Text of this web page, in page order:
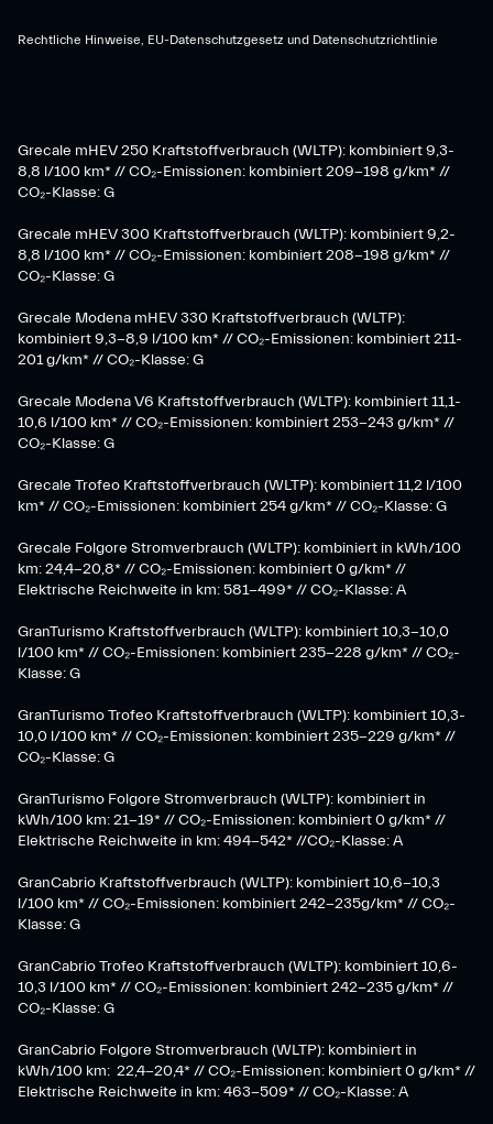
Rechtliche Hinweise, EU-Datenschutzgesetz und Datenschutzrichtlinie
Grecale mHEV 250 Kraftstoffverbrauch (WLTP): kombiniert 9,3-
8,8 l/100 km* // CO₂-Emissionen: kombiniert 209-198 g/km* ​//
CO₂-Klasse: G
Grecale mHEV 300 Kraftstoffverbrauch (WLTP): kombiniert 9,2-
8,8 l/100 km* // CO₂-Emissionen: kombiniert 208-198 g/km* //
CO₂-Klasse: G
Grecale Modena mHEV 330 Kraftstoffverbrauch (WLTP):
kombiniert 9,3-8,9 l/100 km* // CO₂-Emissionen: kombiniert 211-
201 g/km* // CO₂-Klasse: G
Grecale Modena V6 Kraftstoffverbrauch (WLTP): kombiniert 11,1-
10,6 l/100 km* // CO₂-Emissionen: kombiniert 253-243 g/km* //
CO₂-Klasse: G
Grecale Trofeo Kraftstoffverbrauch (WLTP): kombiniert 11,2 l/100
km* // CO₂-Emissionen: kombiniert 254 g/km* // CO₂-Klasse: G
Grecale Folgore Stromverbrauch (WLTP): kombiniert in kWh/100
km: 24,4-20,8* // CO₂-Emissionen: kombiniert 0 g/km* //
Elektrische Reichweite in km: 581-499* // CO₂-Klasse: A
GranTurismo Kraftstoffverbrauch (WLTP): kombiniert 10,3-10,0
l/100 km* // CO₂-Emissionen: kombiniert 235-228 g/km* // CO₂-
Klasse: G
GranTurismo Trofeo Kraftstoffverbrauch (WLTP): kombiniert 10,3-
10,0 l/100 km* // CO₂-Emissionen: kombiniert 235-229 g/km* //
CO₂-Klasse: G
GranTurismo Folgore Stromverbrauch (WLTP): kombiniert in
kWh/100 km: 21-19* // CO₂-Emissionen: kombiniert 0 g/km* //
Elektrische Reichweite in km: 494-542* //CO₂-Klasse: A
GranCabrio Kraftstoffverbrauch (WLTP): kombiniert 10,6-10,3
l/100 km* // CO₂-Emissionen: kombiniert 242-235g/km* // CO₂-
Klasse: G
GranCabrio Trofeo Kraftstoffverbrauch (WLTP): kombiniert 10,6-
10,3 l/100 km* // CO₂-Emissionen: kombiniert 242-235 g/km* //
CO₂-Klasse: G
GranCabrio Folgore Stromverbrauch (WLTP): kombiniert in
kWh/100 km: 22,4-20,4* // CO₂-Emissionen: kombiniert 0 g/km* //
Elektrische Reichweite in km: 463-509* // CO₂-Klasse: A